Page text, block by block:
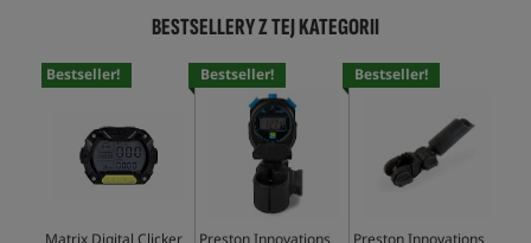
BESTSELLERY Z TEJ KATEGORII
Bestseller! Bestseller! Bestseller!